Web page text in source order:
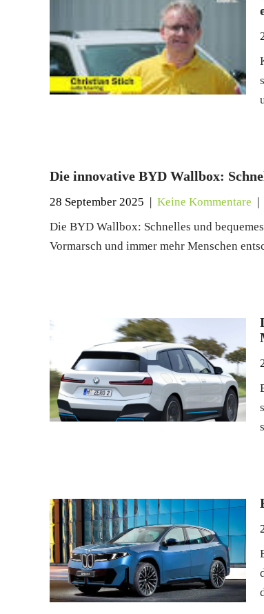
Die innovative BYD Wallbox:
28 September 2025 | Keine Kommentare |
Die BYD Wallbox: Schnelles und
Vormarsch und immer mehr Menschen